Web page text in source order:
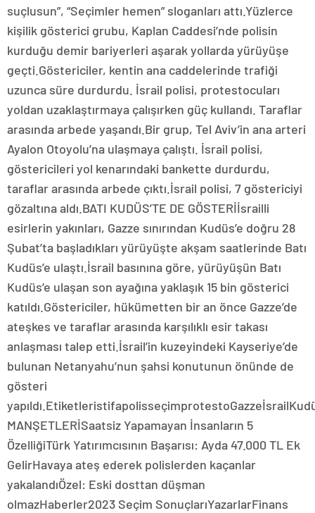
suçlusun”, “Seçimler hemen” sloganları attı.Yüzlerce
kişilik gösterici grubu, Kaplan Caddesi’nde polisin
kurduğu demir bariyerleri aşarak yollarda yürüyüşe
geçti.Göstericiler, kentin ana caddelerinde trafiği
uzunca süre durdurdu. İsrail polisi, protestocuları
yoldan uzaklaştırmaya çalışırken güç kullandı. Taraflar
arasında arbede yaşandı.Bir grup, Tel Aviv’in ana arteri
Ayalon Otoyolu’na ulaşmaya çalıştı. İsrail polisi,
göstericileri yol kenarındaki bankette durdurdu,
taraflar arasında arbede çıktı.İsrail polisi, 7 göstericiyi
gözaltına aldı.BATI KUDÜS’TE DE GÖSTERİİsrailli
esirlerin yakınları, Gazze sınırından Kudüs’e doğru 28
Şubat’ta başladıkları yürüyüşte akşam saatlerinde Batı
Kudüs’e ulaştı.İsrail basınına göre, yürüyüşün Batı
Kudüs’e ulaşan son ayağına yaklaşık 15 bin gösterici
katıldı.Göstericiler, hükümetten bir an önce Gazze’de
ateşkes ve taraflar arasında karşılıklı esir takası
anlaşması talep etti.İsrail’in kuzeyindeki Kayseriye’de
bulunan Netanyahu’nun şahsi konutunun önünde de
gösteri
MANŞETLERİSaatsiz Yapamayan İnsanların 5
ÖzelliğiTürk Yatırımcısının Başarısı: Ayda 47.000 TL Ek
GelirHavaya ateş ederek polislerden kaçanlar
yakalandıÖzel: Eski dosttan düşman
olmazHaberler2023 Seçim SonuçlarıYazarlarFinans